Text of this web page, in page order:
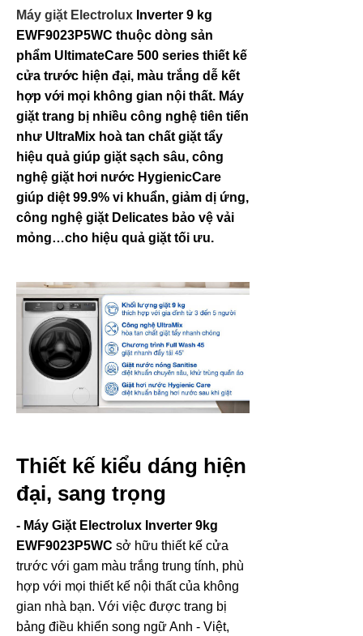
Máy giặt Electrolux Inverter 9 kg
EWF9023P5WC thuộc dòng sản
phẩm UltimateCare 500 series thiết kế
cửa trước hiện đại, màu trắng dễ kết
hợp với mọi không gian nội thất. Máy
giặt trang bị nhiều công nghệ tiên tiến
như UltraMix hoà tan chất giặt tẩy
hiệu quả giúp giặt sạch sâu, công
nghệ giặt hơi nước HygienicCare
giúp diệt 99.9% vi khuẩn, giảm dị ứng,
công nghệ giặt Delicates bảo vệ vải
mỏng…cho hiệu quả giặt tối ưu.
Thiết kế kiểu dáng hiện
đại, sang trọng
- Máy Giặt Electrolux Inverter 9kg
EWF9023P5WC sở hữu thiết kế cửa
trước với gam màu trắng trung tính, phù
hợp với mọi thiết kế nội thất của không
gian nhà bạn. Với việc được trang bị
bảng điều khiển song ngữ Anh - Việt,